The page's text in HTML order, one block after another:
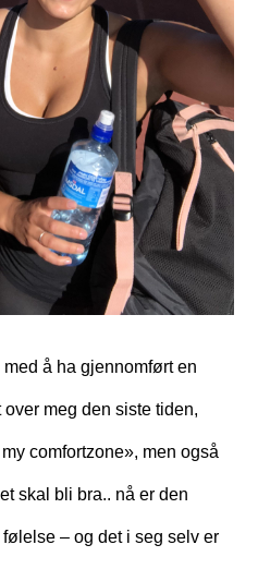
å ha gjennomført en
meg den siste tiden,
comfortzone», men også
skal bli bra.. nå er den
– og det i seg selv er